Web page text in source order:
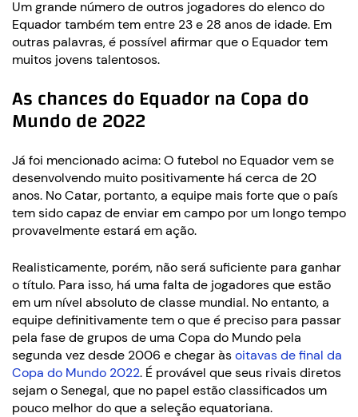
Um grande número de outros jogadores do elenco do
Equador também tem entre 23 e 28 anos de idade. Em
outras palavras, é possível afirmar que o Equador tem
muitos jovens talentosos.
As chances do Equador na Copa do
Mundo de 2022
Já foi mencionado acima: O futebol no Equador vem se
desenvolvendo muito positivamente há cerca de 20
anos. No Catar, portanto, a equipe mais forte que o país
tem sido capaz de enviar em campo por um longo tempo
provavelmente estará em ação.
Realisticamente, porém, não será suficiente para ganhar
o título. Para isso, há uma falta de jogadores que estão
em um nível absoluto de classe mundial. No entanto, a
equipe definitivamente tem o que é preciso para passar
pela fase de grupos de uma Copa do Mundo pela
segunda vez desde 2006 e chegar àsoitavas de final da
Copa do Mundo 2022. É provável que seus rivais diretos
sejam o Senegal, que no papel estão classificados um
pouco melhor do que a seleção equatoriana.